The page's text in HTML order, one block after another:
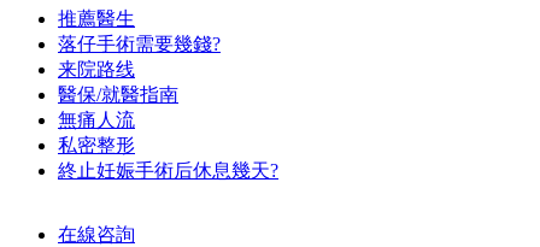
推薦醫生
落仔手術需要幾錢?
来院路线
醫保/就醫指南
無痛人流
私密整形
終止妊娠手術后休息幾天?
在線咨詢